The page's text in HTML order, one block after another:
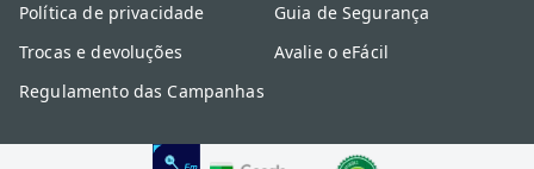
Política de privacidade
Trocas e devoluções
Regulamento das Campanhas
Guia de Segurança
Avalie o eFácil